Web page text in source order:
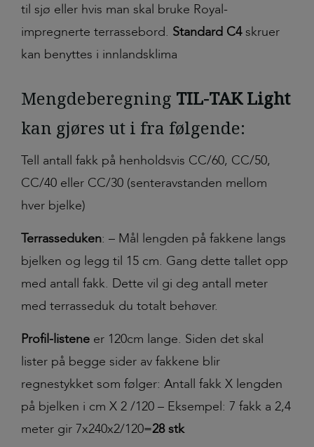
til sjø eller hvis man skal bruke Royal-
impregnerte terrassebord. Standard C4skruer
kan benyttes i innlandsklima
Mengdeberegning TIL-TAK Light
kan gjøres ut i fra følgende:
Tell antall fakk på henholdsvis CC/60, CC/50,
CC/40 eller CC/30 (senteravstanden mellom
hver bjelke)
Terrasseduken: – Mål lengden på fakkene langs
bjelken og legg til 15 cm. Gang dette tallet opp
med antall fakk. Dette vil gi deg antall meter
med terrasseduk du totalt behøver.
Profil-listene er 120cm lange. Siden det skal
lister på begge sider av fakkene blir
regnestykket som følger: Antall fakk X lengden
på bjelken i cm X 2 /120 – Eksempel: 7 fakk a 2,4
meter gir 7x240x2/120=28 stk